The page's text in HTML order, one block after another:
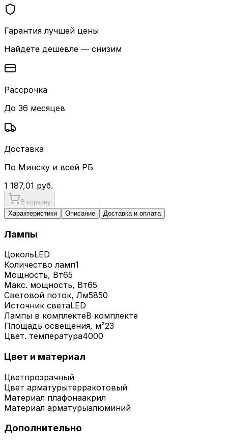
Гарантия лучшей цены
Найдёте дешевле — снизим
Рассрочка
До 36 месяцев
Доставка
По Минску и всей РБ
1 187,01 руб.
В корзину
Характеристики
Описание Доставка и оплата
Лампы
ЦокольLED
Количество ламп1
Мощность, Вт65
Макс. мощность, Вт65
Световой поток, Лм5850
Источник светаLED
Лампы в комплектеВ комплекте
Площадь освещения, м²23
Цвет. температура4000
Цвет и материал
Цветпрозрачный
Цвет арматурытерракотовый
Материал плафонаакрил
Материал арматурыалюминий
Дополнительно